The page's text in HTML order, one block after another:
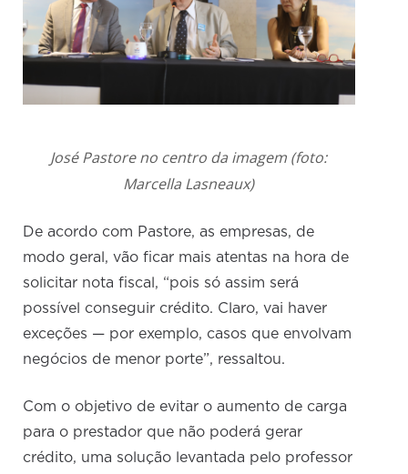
José Pastore no centro da imagem (foto:
Marcella Lasneaux)
De acordo com Pastore, as empresas, de
modo geral, vão ficar mais atentas na hora de
solicitar nota fiscal, “pois só assim será
possível conseguir crédito. Claro, vai haver
exceções — por exemplo, casos que envolvam
negócios de menor porte”, ressaltou.
Com o objetivo de evitar o aumento de carga
para o prestador que não poderá gerar
crédito, uma solução levantada pelo professor